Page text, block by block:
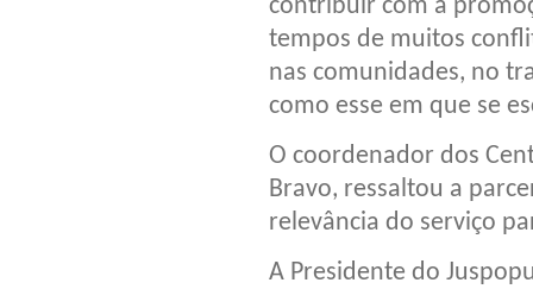
contribuir com a
tempos de muitos
nas comunidades, no
como esse em que se
O coordenador dos
Bravo, ressaltou a
relevância do serviço
A Presidente do